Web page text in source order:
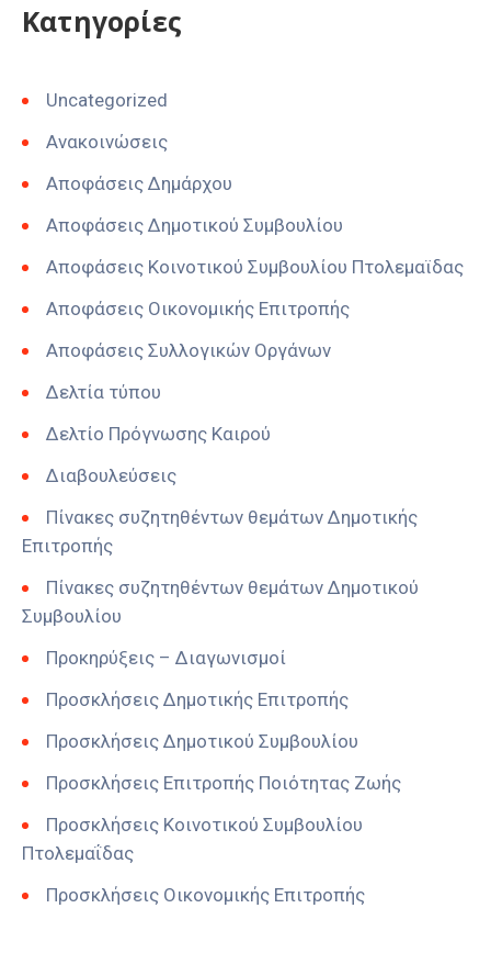
Kατηγορίες
Uncategorized
Ανακοινώσεις
Αποφάσεις Δημάρχου
Αποφάσεις Δημοτικού Συμβουλίου
Αποφάσεις Κοινοτικού Συμβουλίου Πτολεμαϊδας
Αποφάσεις Οικονομικής Επιτροπής
Αποφάσεις Συλλογικών Οργάνων
Δελτία τύπου
Δελτίο Πρόγνωσης Καιρού
Διαβουλεύσεις
Πίνακες συζητηθέντων θεμάτων Δημοτικής
Επιτροπής
Πίνακες συζητηθέντων θεμάτων Δημοτικού
Συμβουλίου
Προκηρύξεις – Διαγωνισμοί
Προσκλήσεις Δημοτικής Επιτροπής
Προσκλήσεις Δημοτικού Συμβουλίου
Προσκλήσεις Επιτροπής Ποιότητας Ζωής
Προσκλήσεις Κοινοτικού Συμβουλίου
Πτολεμαΐδας
Προσκλήσεις Οικονομικής Επιτροπής